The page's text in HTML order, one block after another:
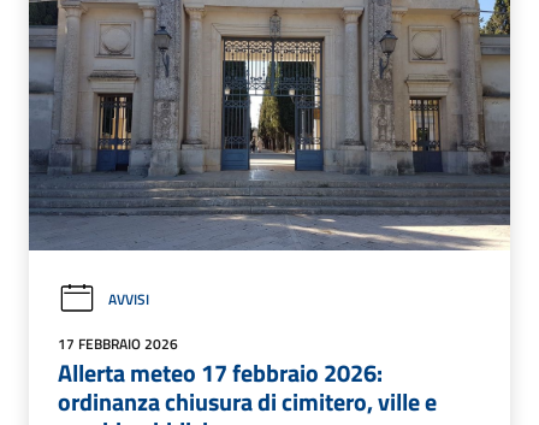
AVVISI
17 FEBBRAIO 2026
Allerta meteo 17 febbraio 2026:
ordinanza chiusura di cimitero, ville e